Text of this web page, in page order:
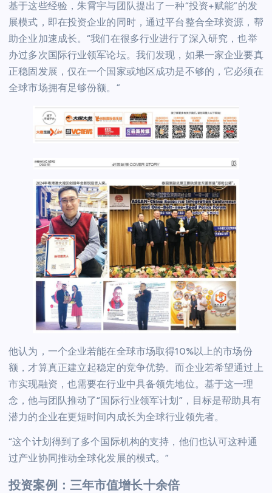
基于这些经验，朱霄宇与团队提出了一种“投资+赋能”的发
展模式，即在投资企业的同时，通过平台整合全球资源，帮
助企业加速成长。“我们在很多行业进行了深入研究，也举
办过多次国际行业领军论坛。我们发现，如果一家企业要真
正稳固发展，仅在一个国家或地区成功是不够的，它必须在
全球市场拥有足够份额。”
他认为，一个企业若能在全球市场取得10%以上的市场份
额，才算真正建立起稳定的竞争优势。而企业若希望通过上
市实现融资，也需要在行业中具备领先地位。基于这一理
念，他与团队推动了“国际行业领军计划”，目标是帮助具有
潜力的企业在更短时间内成长为全球行业领先者。
“这个计划得到了多个国际机构的支持，他们也认可这种通
过产业协同推动全球化发展的模式。”
投资案例：三年市值增长十余倍